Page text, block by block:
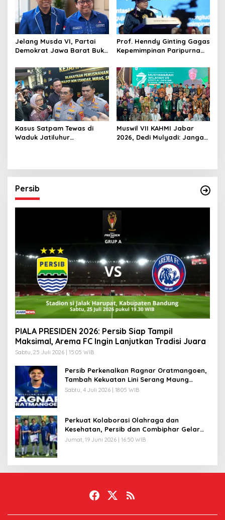
Jelang Musda VI, Partai
Demokrat Jawa Barat Buka
Ketua DPD
Prof. Henndy Ginting Gagas
Kepemimpinan Paripurna
Depan
Kasus Satpam Tewas di
Waduk Jatiluhur
Muswil VII KAHMI Jabar
2026, Dedi Mulyadi: Jangan
Persib
PIALA PRESIDEN 2026: Persib Siap Tampil
Maksimal, Arema FC Ingin Lanjutkan Tradisi Juara
Sabtu, 25 Juli 2026 | 15:05 WIB
Persib Perkenalkan Ragnar Oratmangoen,
Tambah Kekuatan Lini Serang Maung
Bandung
Sabtu, 4 Juli 2026 | 18:05 WIB
Perkuat Kolaborasi Olahraga dan
Kesehatan, Persib dan Combiphar Gelar
Friendly Match
Jumat, 19 Juni 2026 | 16:50 WIB